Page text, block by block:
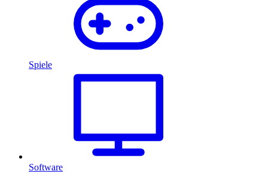
Spiele
Software